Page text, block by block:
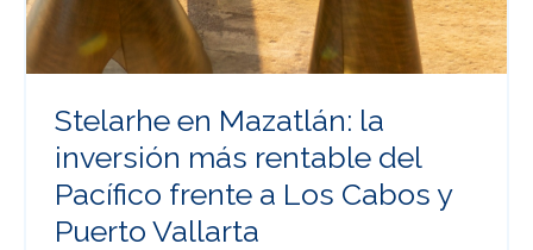
Stelarhe en Mazatlán: la
inversión más rentable del
Pacífico frente a Los Cabos y
Puerto Vallarta